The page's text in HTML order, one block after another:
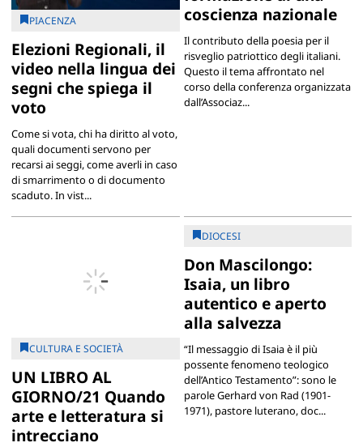
PIACENZA
Elezioni Regionali, il
video nella lingua dei
segni che spiega il
voto
Come si vota, chi ha diritto al voto,
quali documenti servono per
recarsi ai seggi, come averli in caso
di smarrimento o di documento
scaduto. In vist...
coscienza nazionale
Il contributo della poesia per il
risveglio patriottico degli italiani.
Questo il tema affrontato nel
corso della conferenza organizzata
dall’Associaz...
CULTURA E SOCIETÀ
UN LIBRO AL
GIORNO/21 Quando
arte e letteratura si
intrecciano
DIOCESI
Don Mascilongo:
Isaia, un libro
autentico e aperto
alla salvezza
“Il messaggio di Isaia è il più
possente fenomeno teologico
dell’Antico Testamento”: sono le
parole Gerhard von Rad (1901-
1971), pastore luterano, doc...